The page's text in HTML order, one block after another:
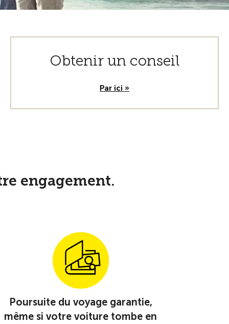
Obtenir un conseil
Par ici »
engagement.
Poursuite du voyage garantie,
même si votre voiture tombe en